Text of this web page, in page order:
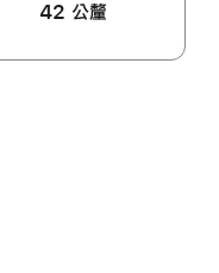
42 公釐